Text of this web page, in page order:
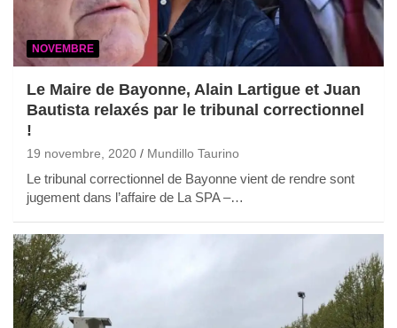
NOVEMBRE
Le Maire de Bayonne, Alain Lartigue et Juan
Bautista relaxés par le tribunal correctionnel
!
19 novembre, 2020 Mundillo Taurino
Le tribunal correctionnel de Bayonne vient de rendre sont
jugement dans l’affaire de La SPA –…